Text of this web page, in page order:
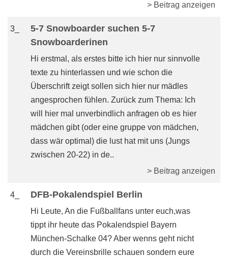
> Beitrag anzeigen
3_
5-7 Snowboarder suchen 5-7
Snowboarderinen
Hi erstmal, als erstes bitte ich hier nur sinnvolle
texte zu hinterlassen und wie schon die
Überschrift zeigt sollen sich hier nur mädles
angesprochen fühlen. Zurück zum Thema: Ich
will hier mal unverbindlich anfragen ob es hier
mädchen gibt (oder eine gruppe von mädchen,
dass wär optimal) die lust hat mit uns (Jungs
zwischen 20-22) in de..
> Beitrag anzeigen
4_ DFB-Pokalendspiel Berlin
Hi Leute, An die Fußballfans unter euch,was
tippt ihr heute das Pokalendspiel Bayern
München-Schalke 04? Aber wenns geht nicht
durch die Vereinsbrille schauen sondern eure